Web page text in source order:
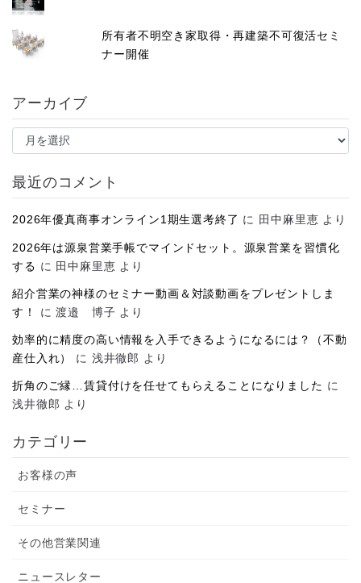
所有者不明空き家取得・再建築不可復活セミ
ナー開催
アーカイブ
ア
イ
最近のコメント
2026年優真商事オンライン1期生選考終了 に 田中麻里恵 より
2026年は源泉営業手帳でマインドセット。源泉営業を習慣化
する に 田中麻里恵 より
紹介営業の神様のセミナー動画＆対談動画をプレゼントしま
す！
に渡邉 博子 より
効率的に精度の高い情報を入手できるようになるには？（不動
産仕入れ）
に 浅井徹郎 より
折角のご縁…賃貸付けを任せてもらえることになりました に
浅井徹郎 より
カテゴリー
お客様の声
セミナー
その他営業関連
ニュースレター